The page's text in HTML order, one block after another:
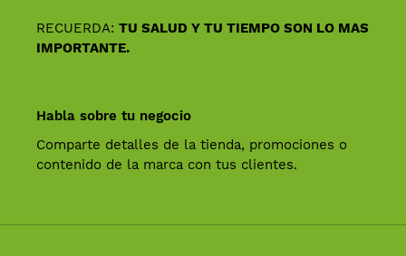
RECUERDA: TU SALUD Y TU TIEMPO SON LO MAS
IMPORTANTE.
Habla sobre tu negocio
Comparte detalles de la tienda, promociones o
contenido de la marca con tus clientes.